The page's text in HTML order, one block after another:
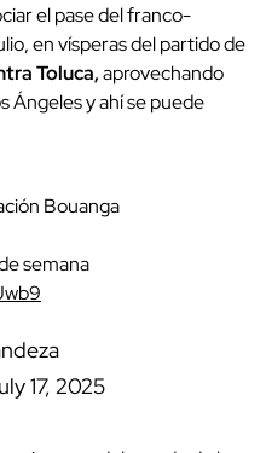
el pase del franco-
en vísperas del partido de
Toluca,aprovechando
Ángeles y ahí se puede
Bouanga
semana
17, 2025